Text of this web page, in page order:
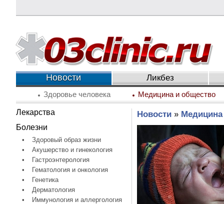
Новости Ликбез
Здоровье человека Медицина и общество
Лекарства
Болезни
•
Здоровый образ жизни
•
Акушерство и гинекология
•
Гастроэнтерология
•
Гематология и онкология
•
Генетика
•
Дерматология
•
Иммунология и аллергология
Новости»